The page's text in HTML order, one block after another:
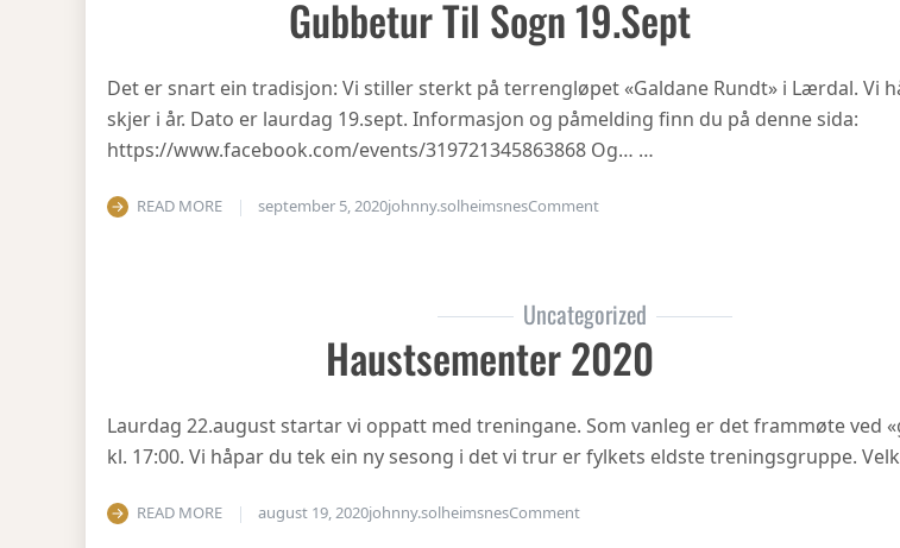
Gubbetur Til Sogn 19.sept
Det er snart ein tradisjon: Vi stiller sterkt på terrengløpet «Galdane Rundt» i Lærdal. Vi
skjer i år. Dato er laurdag 19.sept. Informasjon og påmelding finn du på denne sida:
https://www.facebook.com/events/319721345863868 Og… …
READ MORE september 5, 2020johnny.solheimsnesCommenton Gubbetur til Sogn 19.sept
Uncategorized
Haustsementer 2020
Laurdag 22.august startar vi oppatt med treningane. Som vanleg er det frammøte ved
kl. 17:00. Vi håpar du tek ein ny sesong i det vi trur er fylkets eldste treningsgruppe.
READ MORE august 19, 2020johnny.solheimsnesCommenton Haustsementer 2020